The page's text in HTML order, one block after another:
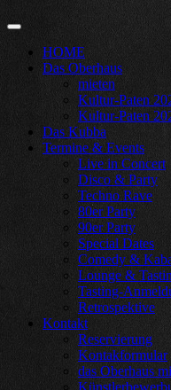
HOME
Das Oberhaus
mieten
Kultur-Paten
Kultur-Paten
Das Kubba
Termine & Events
Live in Concert
Disco & Party
Techno Rave
80er Party
90er Party
Special Dates
Comedy &
Lounge &
Tasting-
Retrospektive
Kontakt
Reservierung
Kontakformular
das Oberhaus